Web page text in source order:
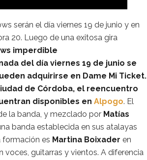
serán el día viernes 19 de junio y en
20. Luego de una exitosa gira
imperdible
del día viernes 19 de junio se
adquirirse en Dame Mi Ticket.
de Córdoba, el reencuentro
disponibles en Alpogo. El
la banda, y mezclado por Matías
banda establecida en sus atalayas
formación es Martina Boixader en
voces, guitarras y vientos. A diferencia